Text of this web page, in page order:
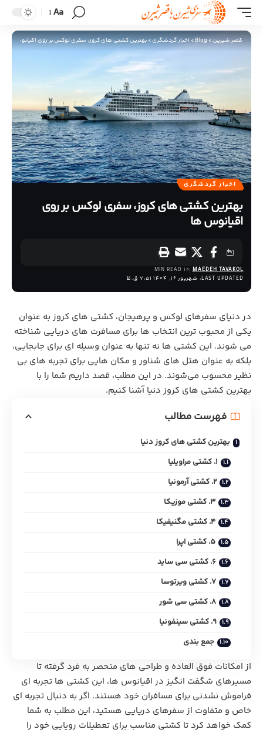
Aa
قصر شیرین>
Blog
>اخبار گردشگری>بهترین کشتی های کروز، سفری لوکس بر روی اقیانوس ها
اخبار گردشگری
بهترین کشتی های کروز، سفری لوکس بر روی
اقیانوس ها
LAST UPDATED: شهریور 16, 1404 7:51 ق.ظ
MAEDEH TAVAKOL
10 MIN READ
در دنیای سفرهای لوکس و پرهیجان، کشتی ‌های کروز به عنوان
یکی از محبوب ‌ترین انتخاب‌ ها برای مسافرت‌ های دریایی شناخته
می ‌شوند. این کشتی ‌ها نه تنها به عنوان وسیله‌ ای برای جابجایی،
بلکه به‌ عنوان هتل ‌های شناور و مکان ‌هایی برای تجربه‌ های بی‌
نظیر محسوب می‌شوند. در این مطلب، قصد داریم شما را با
بهترین کشتی های کروز دنیا آشنا کنیم.
فهرست مطالب
بهترین کشتی های کروز دنیا
1. کشتی مراویلیا
2. کشتی آرمونیا
3. کشتی موزیکا
4. کشتی مگنیفیکا
5. کشتی اپرا
6. کشتی سی ساید
7. کشتی ویرتوسا
8. کشتی سی شور
9. کشتی سینفونیا
جمع بندی
از امکانات فوق ‌العاده و طراحی ‌های منحصر به فرد گرفته تا
مسیرهای شگفت ‌انگیز در اقیانوس ها، این کشتی ‌ها تجربه‌ ای
فراموش‌ نشدنی برای مسافران خود هستند. اگر به دنبال تجربه ‌ای
خاص و متفاوت از سفرهای دریایی هستید، این مطلب به شما
کمک خواهد کرد تا کشتی مناسب برای تعطیلات رویایی خود را